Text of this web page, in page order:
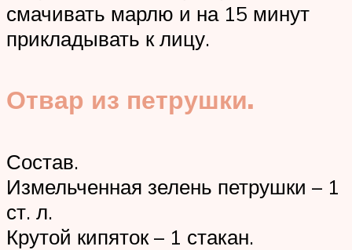
смачивать марлю и на 15 минут
прикладывать к лицу.
Отвар из петрушки.
Состав.
Измельченная зелень петрушки – 1
ст. л.
Крутой кипяток – 1 стакан.